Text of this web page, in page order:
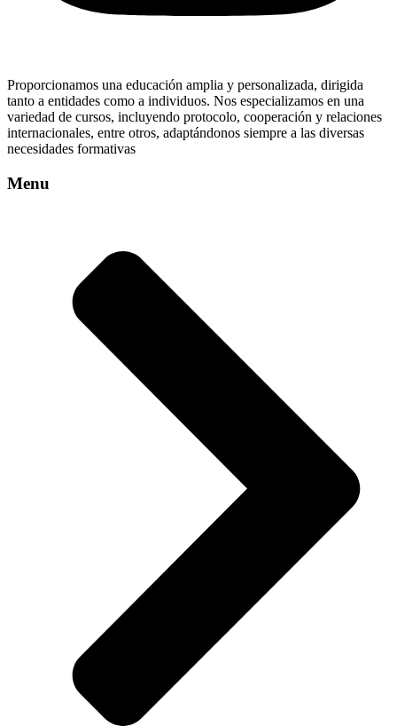
Proporcionamos una educación amplia y personalizada, dirigida
tanto a entidades como a individuos. Nos especializamos en una
variedad de cursos, incluyendo protocolo, cooperación y relaciones
internacionales, entre otros, adaptándonos siempre a las diversas
necesidades formativas
Menu